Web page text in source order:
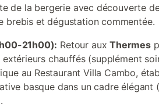
de la bergerie avec découverte
brebis et dégustation commentée.
21h00): Retour auxThermes
extérieurs chauffés (supplément
au Restaurant Villa Cambo,
basque dans un cadre